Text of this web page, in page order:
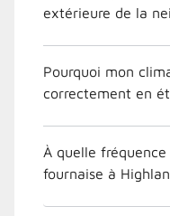
extérieure de la
Pourquoi mon
correctement en
À quelle
fournaise à